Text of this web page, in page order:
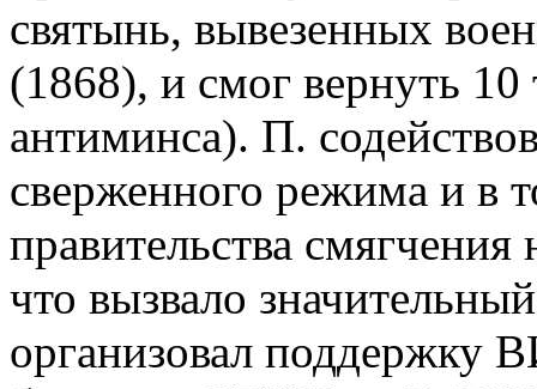
святынь, вывезенных
(1868), и смог вернуть 10
антиминса). П.
сверженного режима и в
правительства
что вызвало
организовал поддержку